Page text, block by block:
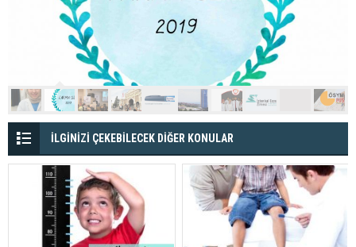
İLGİNİZİ ÇEKEBİLECEK DİĞER KONULAR